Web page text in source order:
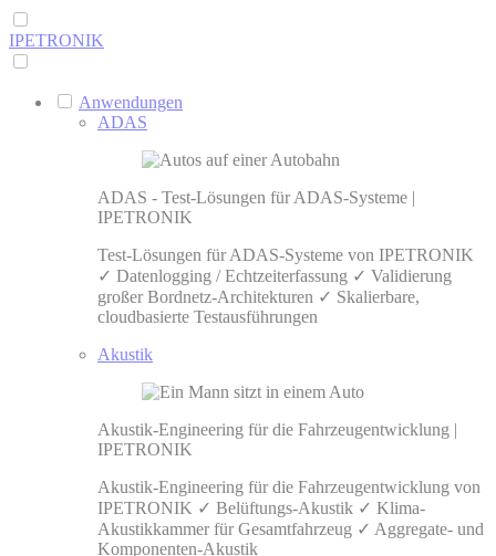
IPETRONIK
Anwendungen
ADAS
ADAS - Test-Lösungen für ADAS-Systeme |
IPETRONIK
Test-Lösungen für ADAS-Systeme von IPETRONIK
✓ Datenlogging / Echtzeiterfassung ✓ Validierung
großer Bordnetz-Architekturen ✓ Skalierbare,
cloudbasierte Testausführungen
Akustik
Akustik-Engineering für die Fahrzeugentwicklung |
IPETRONIK
Akustik-Engineering für die Fahrzeugentwicklung von
IPETRONIK ✓ Belüftungs-Akustik ✓ Klima-
Akustikkammer für Gesamtfahrzeug ✓ Aggregate- und
Komponenten-Akustik